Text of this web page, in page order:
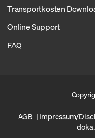
Transportkosten
Online Support
FAQ
AGB Impressum/